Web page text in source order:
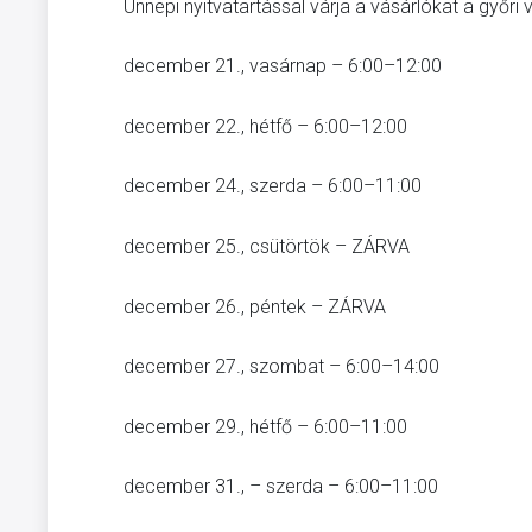
Ünnepi nyitvatartással várja a vásárlókat a győri
december 21., vasárnap – 6:00–12:00
december 22., hétfő – 6:00–12:00
december 24., szerda – 6:00–11:00
december 25., csütörtök – ZÁRVA
december 26., péntek – ZÁRVA
december 27., szombat – 6:00–14:00
december 29., hétfő – 6:00–11:00
december 31., – szerda – 6:00–11:00